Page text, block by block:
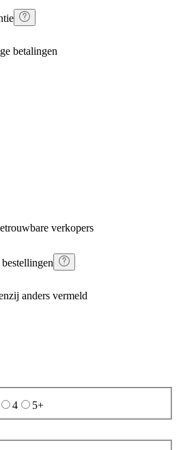
betalingen
verkopers
anders vermeld
4
5+